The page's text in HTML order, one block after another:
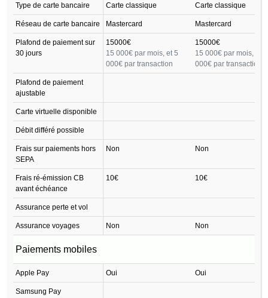
Type de carte bancaire Carte classique Carte classique
Réseau de carte bancaire Mastercard Mastercard
Plafond de paiement sur
30 jours
15000€
15 000€ par mois, et 5
000€ par transaction
15000€
15 000€ par mois, et 5
000€ par transaction
Plafond de paiement
ajustable
Carte virtuelle disponible
Débit différé possible
Frais sur paiements hors
SEPA
Non Non
Frais ré-émission CB
avant échéance
10€ 10€
Assurance perte et vol
Assurance voyages Non Non
Paiements mobiles
Apple Pay Oui Oui
Samsung Pay